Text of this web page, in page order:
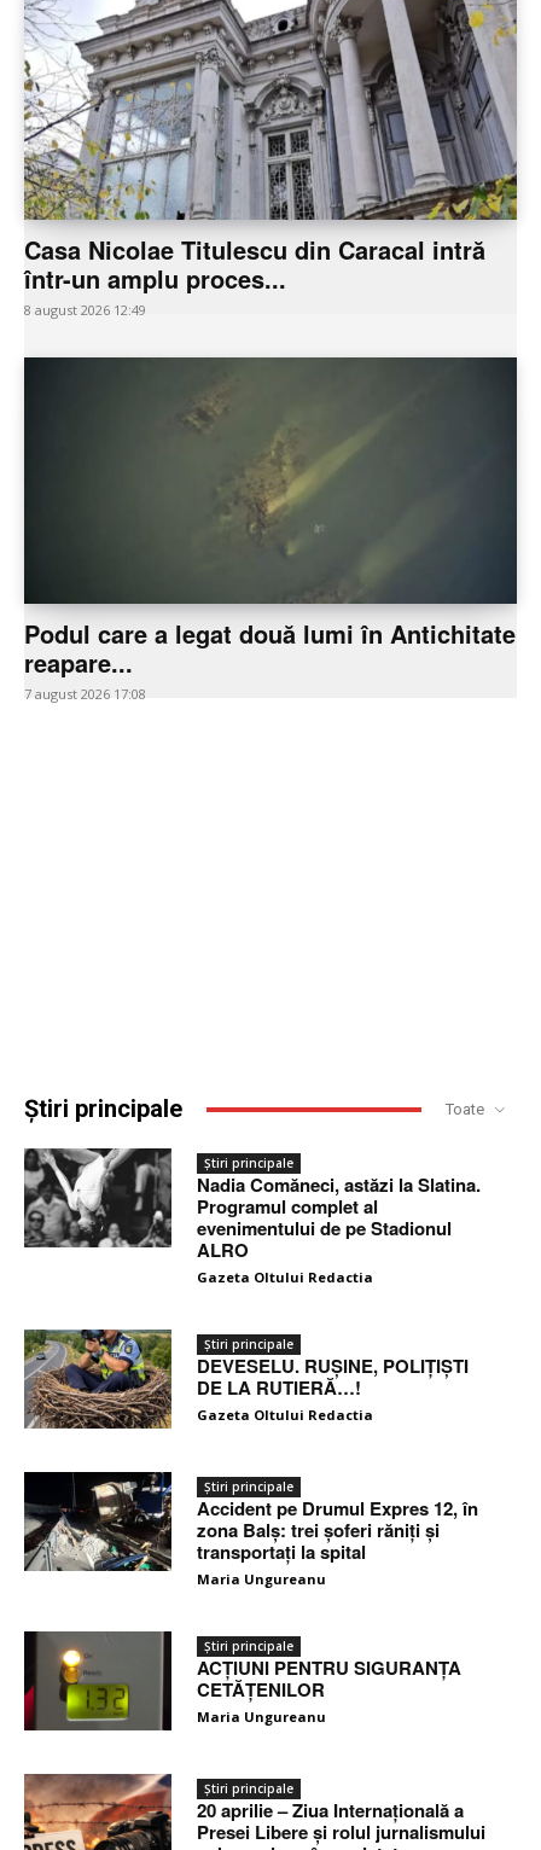
Casa Nicolae Titulescu din Caracal intră
într-un amplu proces...
8 august 2026 12:49
Podul care a legat două lumi în Antichitate
reapare...
7 august 2026 17:08
Știri principale Toate
Știri principale
Nadia Comăneci, astăzi la Slatina.
Programul complet al
evenimentului de pe Stadionul
ALRO
Gazeta Oltului Redactia
Știri principale
DEVESELU. RUȘINE, POLIȚIȘTI
DE LA RUTIERĂ…!
Gazeta Oltului Redactia
Știri principale
Accident pe Drumul Expres 12, în
zona Balș: trei șoferi răniți și
transportați la spital
Maria Ungureanu
Știri principale
ACȚIUNI PENTRU SIGURANȚA
CETĂȚENILOR
Maria Ungureanu
Știri principale
20 aprilie – Ziua Internațională a
Presei Libere și rolul jurnalismului